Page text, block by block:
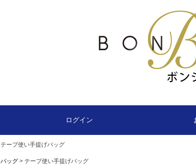
ログイン
テープ使い手提げバッグ
バッグ テープ使い手提げバッグ